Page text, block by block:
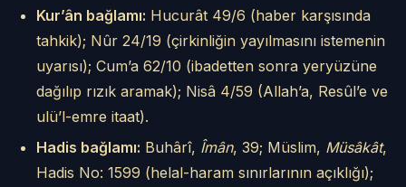
Kur’ân bağlamı: Hucurât 49/6 (haber karşısında
tahkik); Nûr 24/19 (çirkinliğin yayılmasını istemenin
uyarısı); Cum’a 62/10 (ibadetten sonra yeryüzüne
dağılıp rızık aramak); Nisâ 4/59 (Allah’a, Resûl’e ve
ulü’l-emre itaat).
Hadis bağlamı: Buhârî, Îmân, 39; Müslim, Müsâkât,
Hadis No: 1599 (helal-haram sınırlarının açıklığı);